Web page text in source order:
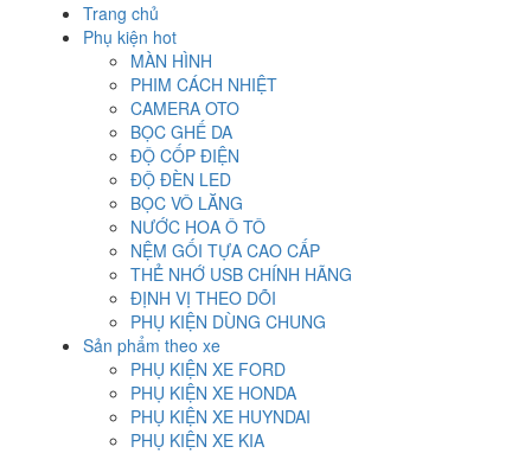
Trang chủ
Phụ kiện hot
MÀN HÌNH
PHIM CÁCH NHIỆT
CAMERA OTO
BỌC GHẾ DA
ĐỘ CỐP ĐIỆN
ĐỘ ĐÈN LED
BỌC VÔ LĂNG
NƯỚC HOA Ô TÔ
NỆM GỐI TỰA CAO CẤP
THẺ NHỚ USB CHÍNH HÃNG
ĐỊNH VỊ THEO DÕI
PHỤ KIỆN DÙNG CHUNG
Sản phẩm theo xe
PHỤ KIỆN XE FORD
PHỤ KIỆN XE HONDA
PHỤ KIỆN XE HUYNDAI
PHỤ KIỆN XE KIA